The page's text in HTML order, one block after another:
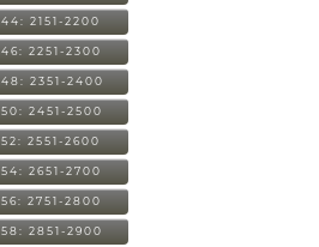
44: 2151-2200
46: 2251-2300
48: 2351-2400
50: 2451-2500
52: 2551-2600
54: 2651-2700
56: 2751-2800
58: 2851-2900